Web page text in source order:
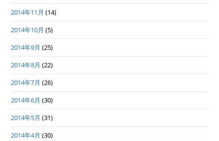
2014年11月 (14)
2014年10月 (5)
2014年9月 (25)
2014年8月 (22)
2014年7月 (26)
2014年6月 (30)
2014年5月 (31)
2014年4月 (30)